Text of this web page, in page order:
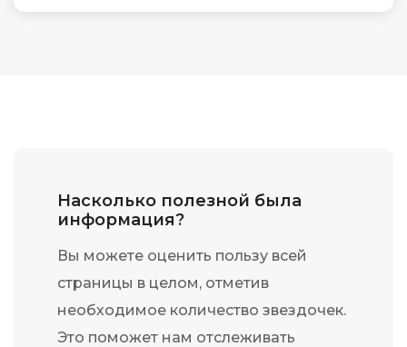
Насколько полезной была
информация?
Вы можете оценить пользу всей
страницы в целом, отметив
необходимое количество звездочек.
Это поможет нам отслеживать